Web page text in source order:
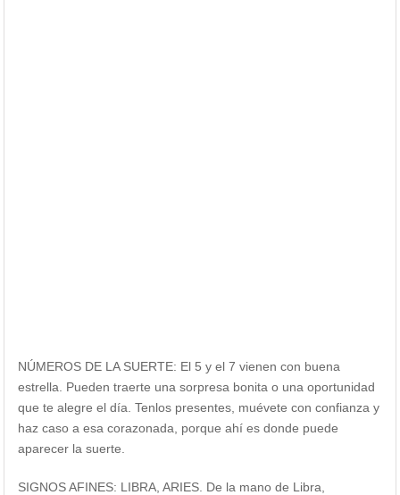
NÚMEROS DE LA SUERTE: El 5 y el 7 vienen con buena
estrella. Pueden traerte una sorpresa bonita o una oportunidad
que te alegre el día. Tenlos presentes, muévete con confianza y
haz caso a esa corazonada, porque ahí es donde puede
aparecer la suerte.
SIGNOS AFINES: LIBRA, ARIES. De la mano de Libra,